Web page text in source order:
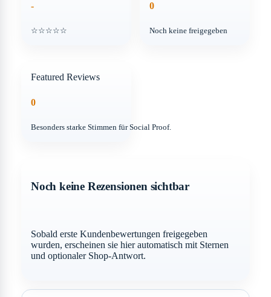
-
☆☆☆☆☆
0
Noch keine freigegeben
Featured Reviews
0
Besonders starke Stimmen für Social Proof.
Noch keine Rezensionen sichtbar
Sobald erste Kundenbewertungen freigegeben
wurden, erscheinen sie hier automatisch mit Sternen
und optionaler Shop-Antwort.